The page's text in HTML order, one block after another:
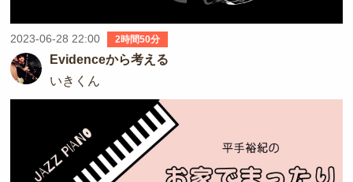
2023-06-28 22:00 2時間50分
Evidenceから考える
いきくん